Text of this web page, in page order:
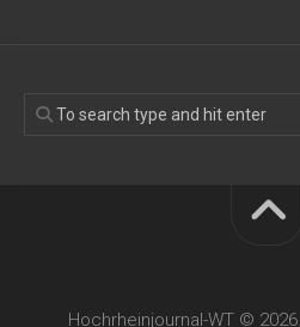
Hochrheinjournal-WT ©